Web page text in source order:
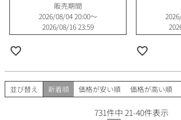
販売期間
2026/08/04 20:00〜
2026/08/16 23:59
並び替え 新着順 価格が安い順 価格が高い順
731件中 21-40件表示